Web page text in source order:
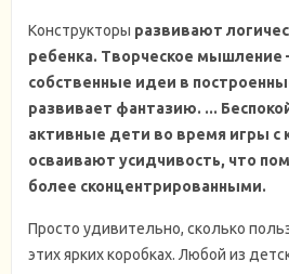
Конструкторы развивают
ребенка. Творческое мышление
собственные идеи в
развивает фантазию. ...
активные дети во время игры с
осваивают усидчивость, что
более сконцентрированными.
Просто удивительно, сколько
этих ярких коробках. Любой из